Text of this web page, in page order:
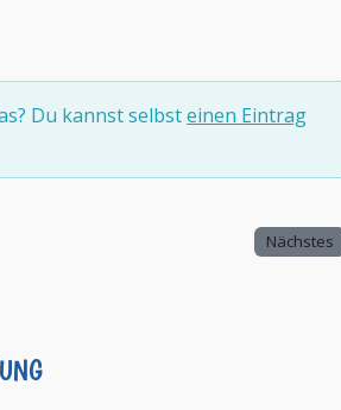
Du kannst selbsteinen Eintrag
Nächstes